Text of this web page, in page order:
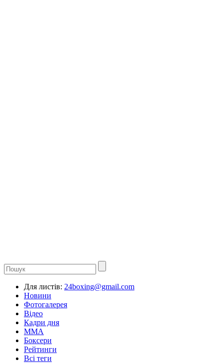
Для листів: 24boxing@gmail.com
Новини
Фотогалерея
Відео
Кадри дня
ММА
Боксери
Рейтинги
Всі теги